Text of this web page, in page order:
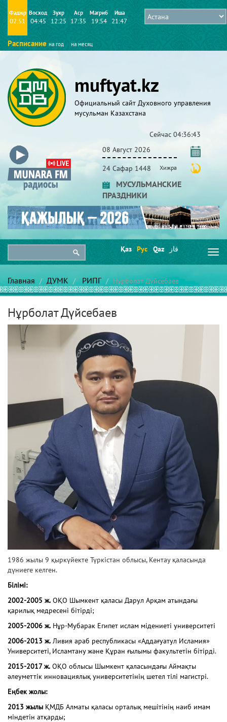
Фаджр
02:51
Восход
04:45
Зухр
12:25
Аср
17:35
Магриб
19:54
Иша
21:47
Расписание на год на месяц
muftyat.kz
Официальный сайт Духовного управления
мусульман Казахстана
Сейчас 04:36:43
08 Август 2026
24 Сафар 1448 Хижра
МУСУЛЬМАНСКИЕ
ПРАЗДНИКИ
Қаз Рус Qaz قاز
Главная ДУМК РИПГ Нұрболат Дүйсебаев
Нұрболат Дүйсебаев
1986 жылы 9 қыркүйекте Түркістан облысы, Кентау қаласында
дүниеге келген.
Білімі:
2002-2005 ж. ОҚО Шымкент қаласы Дарул Арқам атындағы
қарилық медресені бітірді;
2005-2006 ж. Нұр-Мубарак Египет ислам мідениеті университеті
2006-2013 ж. Ливия араб республикасы «Аддағуатул Исламия»
Университеті, Исламтану және Құран ғылымы факультетін бітірді.
2015-2017 ж. ОҚО облысы Шымкент қаласындағы Аймақты
әлеуметтік инновациялық университетінің шетел тілі магистрі.
Еңбек жолы:
2013 жылы ҚМДБ Алматы қаласы орталық мешітінің наиб имам
міндетін атқарды;